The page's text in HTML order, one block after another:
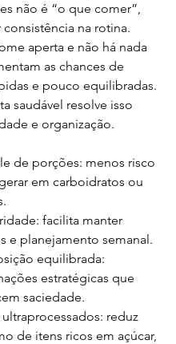
não é “o que comer”,
consistência na rotina.
aperta e não há nada
as chances de
e pouco equilibradas.
saudável resolve isso
e organização.
de porções: menos risco
em carboidratos ou
facilita manter
e planejamento semanal.
equilibrada:
estratégicas que
saciedade.
reduz
de itens ricos em açúcar,